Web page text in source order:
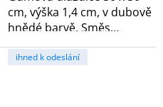
cm, výška 1,4 cm, v dubově
hnědé barvě. Směs
gumové pryže a...
ihned k odeslání